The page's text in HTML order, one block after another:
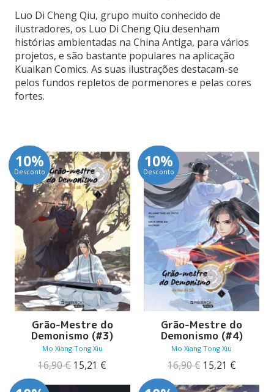
Luo Di Cheng Qiu, grupo muito conhecido de
ilustradores, os Luo Di Cheng Qiu desenham
histórias ambientadas na China Antiga, para vários
projetos, e são bastante populares na aplicação
Kuaikan Comics. As suas ilustrações destacam-se
pelos fundos repletos de pormenores e pelas cores
fortes.
10%
Desconto
Grão-Mestre do
Demonismo (#3)
Mo Xiang Tong Xiu
16,90€ O
original
15,21 €
atual
10%
Desconto
Grão-Mestre do
Demonismo (#4)
Mo Xiang Tong Xiu
16,90€ O
original
15,21 €O
atual